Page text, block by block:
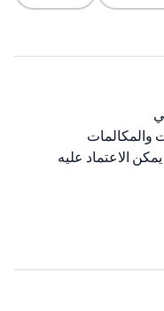
والمكالمات
الاعتماد عليه
فورًا
البطاقة التي يتم إرسالها
والأبيض. مثالية لمستخدمي
والبيانات والرسائل دون